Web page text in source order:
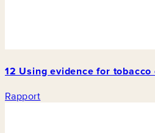
12 Using evidence for
Rapport